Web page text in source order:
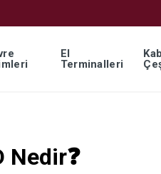
El
Terminalleri
Nedir❓